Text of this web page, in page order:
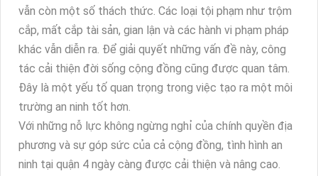
vẫn còn một số thách thức. Các loại tội phạm như trộm
cắp, mất cắp tài sản, gian lận và các hành vi phạm pháp
khác vẫn diễn ra. Để giải quyết những vấn đề này, công
tác cải thiện đời sống cộng đồng cũng được quan tâm.
Đây là một yếu tố quan trọng trong việc tạo ra một môi
trường an ninh tốt hơn.
Với những nỗ lực không ngừng nghỉ của chính quyền địa
phương và sự góp sức của cả cộng đồng, tình hình an
ninh tại quận 4 ngày càng được cải thiện và nâng cao.